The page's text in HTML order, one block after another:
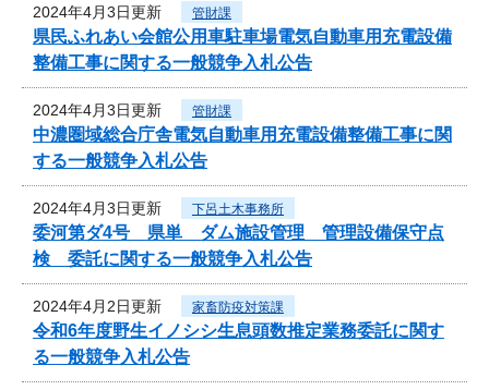
2024年4月3日更新 管財課
県民ふれあい会館公用車駐車場電気自動車用充電設備
整備工事に関する一般競争入札公告
2024年4月3日更新 管財課
中濃圏域総合庁舎電気自動車用充電設備整備工事に関
する一般競争入札公告
2024年4月3日更新 下呂土木事務所
委河第ダ4号 県単 ダム施設管理 管理設備保守点
検 委託に関する一般競争入札公告
2024年4月2日更新 家畜防疫対策課
令和6年度野生イノシシ生息頭数推定業務委託に関す
る一般競争入札公告